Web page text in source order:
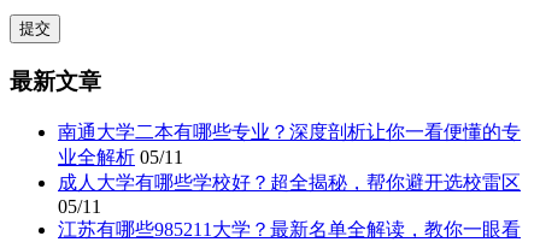
最新文章
南通大学二本有哪些专业？深度剖析让你一看便懂的专
业全解析 05/11
成人大学有哪些学校好？超全揭秘，帮你避开选校雷区
05/11
江苏有哪些985211大学？最新名单全解读，教你一眼看